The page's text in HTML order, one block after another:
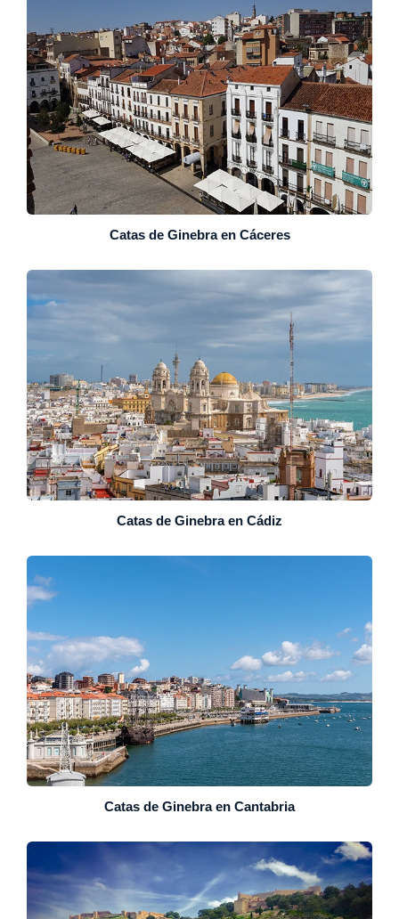
Catas de Ginebra en Cáceres
Catas de Ginebra en Cádiz
Catas de Ginebra en Cantabria